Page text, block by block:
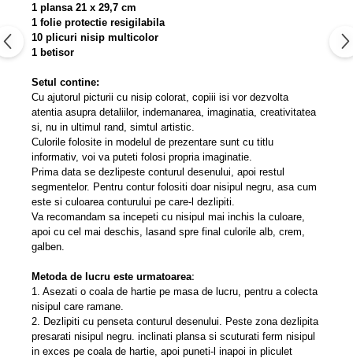
1 plansa 21 x 29,7 cm
1 folie protectie resigilabila
10 plicuri nisip multicolor
1 betisor
Setul contine:
Cu ajutorul picturii cu nisip colorat, copiii isi vor dezvolta
atentia asupra detaliilor, indemanarea, imaginatia, creativitatea
si, nu in ultimul rand, simtul artistic.
Culorile folosite in modelul de prezentare sunt cu titlu
informativ, voi va puteti folosi propria imaginatie.
Prima data se dezlipeste conturul desenului, apoi restul
segmentelor. Pentru contur folositi doar nisipul negru, asa cum
este si culoarea conturului pe care-l dezlipiti.
Va recomandam sa incepeti cu nisipul mai inchis la culoare,
apoi cu cel mai deschis, lasand spre final culorile alb, crem,
galben.
Metoda de lucru este urmatoarea:
1. Asezati o coala de hartie pe masa de lucru, pentru a colecta
nisipul care ramane.
2. Dezlipiti cu penseta conturul desenului. Peste zona dezlipita
presarati nisipul negru. inclinati plansa si scuturati ferm nisipul
in exces pe coala de hartie, apoi puneti-l inapoi in pliculet